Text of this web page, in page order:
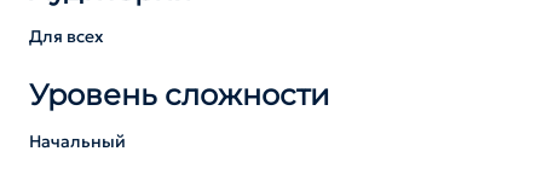
Для всех
Уровень сложности
Начальный